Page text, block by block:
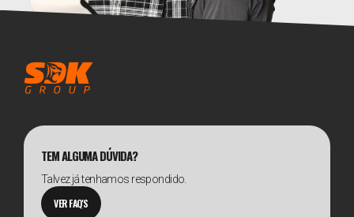
TEM ALGUMA DÚVIDA?
Talvez já tenhamos respondido.
VER FAQ'S